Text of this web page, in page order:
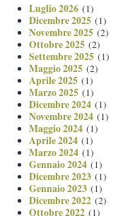
Luglio 2026 (1)
Dicembre 2025 (1)
Novembre 2025 (2)
Ottobre 2025 (2)
Settembre 2025 (1)
Maggio 2025 (2)
Aprile 2025 (1)
Marzo 2025 (1)
Dicembre 2024 (1)
Novembre 2024 (1)
Maggio 2024 (1)
Aprile 2024 (1)
Marzo 2024 (1)
Gennaio 2024 (1)
Dicembre 2023 (1)
Gennaio 2023 (1)
Dicembre 2022 (2)
Ottobre 2022 (1)